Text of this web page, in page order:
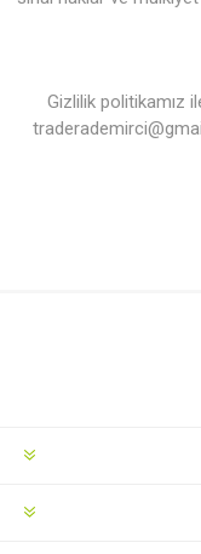
Gizlilik politikamız